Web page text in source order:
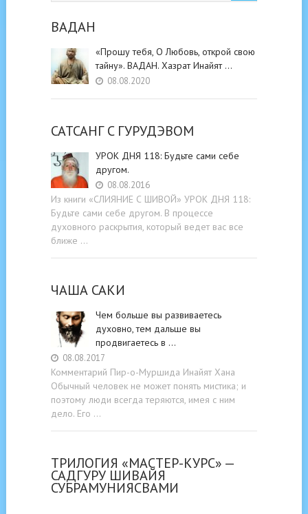
ВАДАН
«Прошу тебя, О Любовь, открой свою
тайну». ВАДАН. Хазрат Инайят …
08.08.2020
САТСАНГ C ГУРУДЭВОМ
УРОК ДНЯ 118: Будьте cами cебе
другом.
08.08.2016
Из книги «СЛИЯНИЕ С ШИВОЙ» УРОК ДНЯ 118:
Будьте cами cебе другом. В процессе
духовного раскрытия, который ведет вас все
ближе …
ЧАША САКИ
Чем больше вы развиваетесь
духовно, тем дальше вы
продвигаетесь в …
08.08.2017
Комментарий Пир-о-Муршида Инайят Хана
Обычный человек не может понять мистика; и
поэтому люди всегда теряются, имея с ним
дело. Его …
ТРИЛОГИЯ «МАСТЕР-КУРС» —
САДГУРУ ШИВАЙЯ
СУБРАМУНИЯСВАМИ